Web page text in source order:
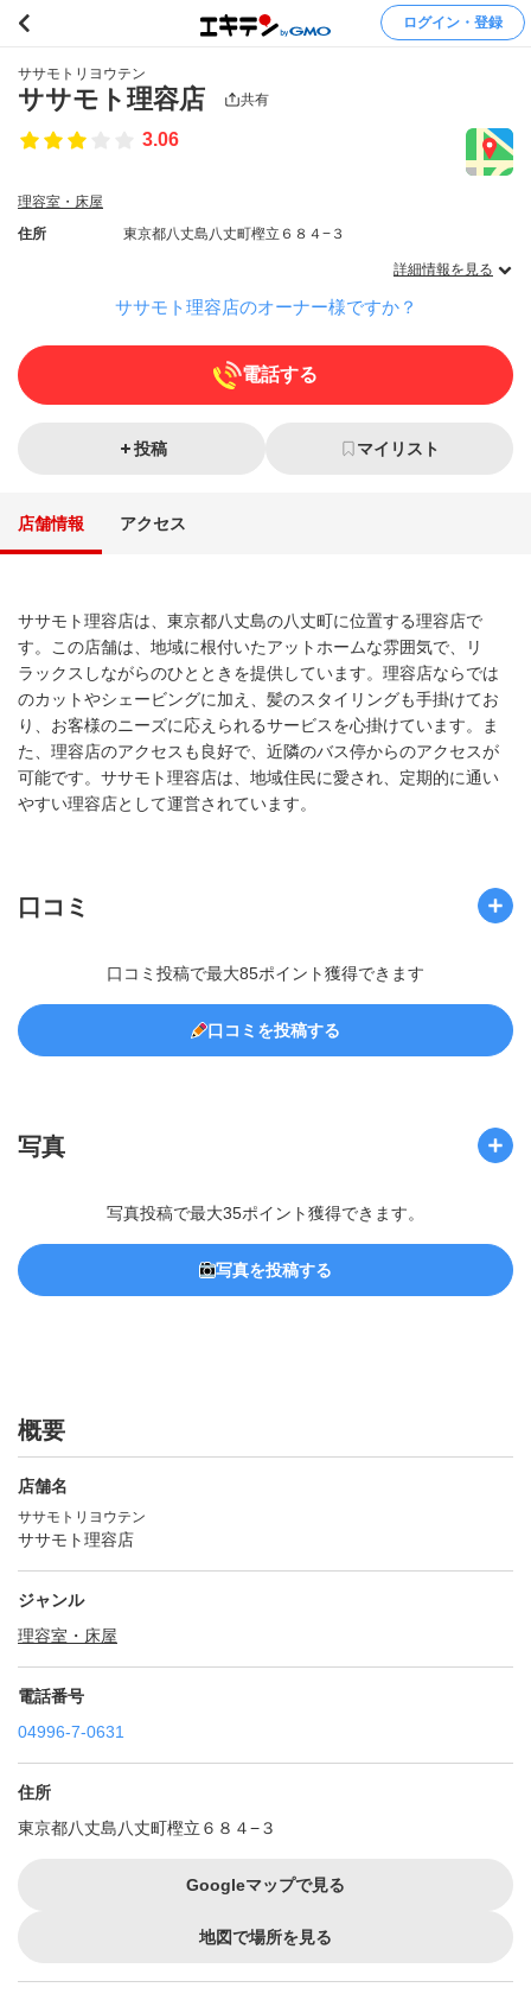
ログイン・登録
ササモトリヨウテン
ササモト理容店 共有
3.06
理容室・床屋
住所
東京都八丈島八丈町樫立６８４−３
詳細情報を見る
ササモト理容店のオーナー様ですか？
電話する
投稿 マイリスト
店舗情報 アクセス
ササモト理容店は、東京都八丈島の八丈町に位置する理容店で
す。この店舗は、地域に根付いたアットホームな雰囲気で、リ
ラックスしながらのひとときを提供しています。理容店ならでは
のカットやシェービングに加え、髪のスタイリングも手掛けてお
り、お客様のニーズに応えられるサービスを心掛けています。ま
た、理容店のアクセスも良好で、近隣のバス停からのアクセスが
可能です。ササモト理容店は、地域住民に愛され、定期的に通い
やすい理容店として運営されています。
口コミ
口コミ投稿で最大85ポイント獲得できます
口コミを投稿する
写真
写真投稿で最大35ポイント獲得できます。
写真を投稿する
概要
店舗名
ササモトリヨウテン
ササモト理容店
ジャンル
理容室・床屋
電話番号
04996-7-0631
住所
東京都八丈島八丈町樫立６８４−３
Googleマップで見る
地図で場所を見る